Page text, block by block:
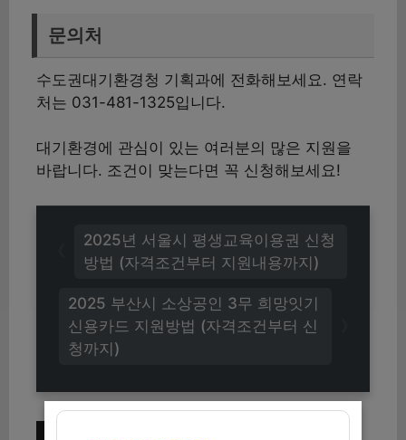
문의처
수도권대기환경청 기획과에 전화해보세요. 연락
처는 031-481-1325입니다.
대기환경에 관심이 있는 여러분의 많은 지원을
바랍니다. 조건이 맞는다면 꼭 신청해보세요!
2025 부산시 소상공인 3무 희망잇기
신용카드 지원방법 (자격조건부터 신
청까지)
2025년 서울시 평생교육이용권 신청
방법 (자격조건부터 지원내용까지)